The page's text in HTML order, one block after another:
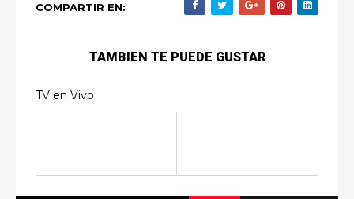
COMPARTIR EN:
TAMBIEN TE PUEDE GUSTAR
TV en Vivo